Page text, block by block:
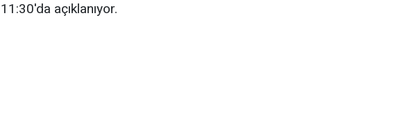
11:30'da açıklanıyor.